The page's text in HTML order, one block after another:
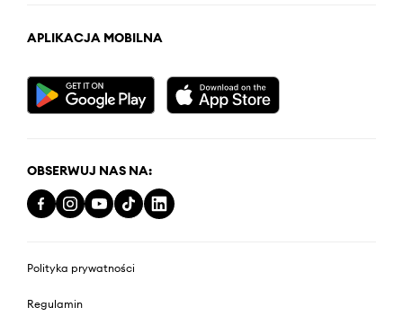
APLIKACJA MOBILNA
OBSERWUJ NAS NA:
Polityka prywatności
Regulamin